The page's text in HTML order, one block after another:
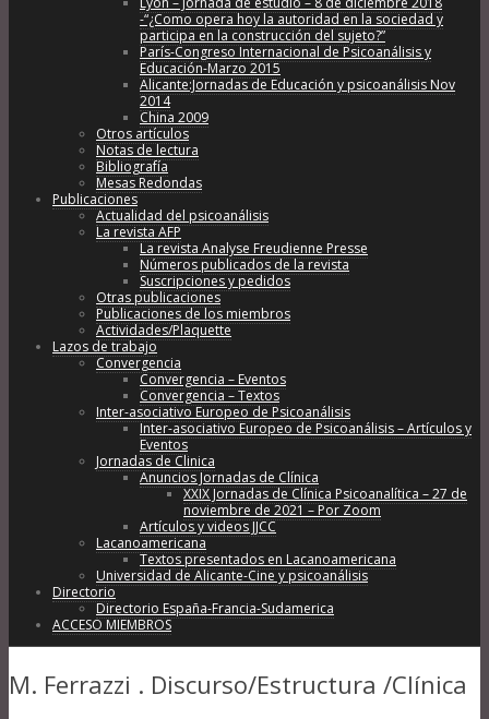
-“¿Como opera hoy la autoridad en la sociedad y
participa en la construcción del sujeto?”
París-Congreso Internacional de Psicoanálisis y
Educación-Marzo 2015
Alicante:Jornadas de Educación y psicoanálisis Nov
2014
China 2009
Otros artículos
Notas de lectura
Bibliografía
Mesas Redondas
Publicaciones
Actualidad del psicoanálisis
La revista AFP
La revista Analyse Freudienne Presse
Números publicados de la revista
Suscripciones y pedidos
Otras publicaciones
Publicaciones de los miembros
Actividades/Plaquette
Lazos de trabajo
Convergencia
Convergencia – Eventos
Convergencia – Textos
Inter-asociativo Europeo de Psicoanálisis
Inter-asociativo Europeo de Psicoanálisis – Artículos y
Eventos
Jornadas de Clinica
Anuncios Jornadas de Clínica
XXIX Jornadas de Clínica Psicoanalítica – 27 de
noviembre de 2021 – Por Zoom
Artículos y videos JJCC
Lacanoamericana
Textos presentados en Lacanoamericana
Universidad de Alicante-Cine y psicoanálisis
Directorio
Directorio España-Francia-Sudamerica
ACCESO MIEMBROS
M. Ferrazzi . Discurso/Estructura /Clínica